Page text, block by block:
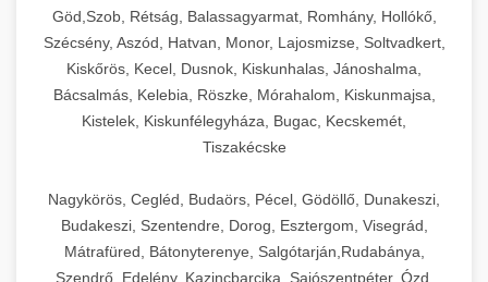
Göd,Szob, Rétság, Balassagyarmat, Romhány, Hollókő,
Szécsény, Aszód, Hatvan, Monor, Lajosmizse, Soltvadkert,
Kiskőrös, Kecel, Dusnok, Kiskunhalas, Jánoshalma,
Bácsalmás, Kelebia, Röszke, Mórahalom, Kiskunmajsa,
Kistelek, Kiskunfélegyháza, Bugac, Kecskemét,
Tiszakécske
Nagykörös, Cegléd, Budaörs, Pécel, Gödöllő, Dunakeszi,
Budakeszi, Szentendre, Dorog, Esztergom, Visegrád,
Mátrafüred, Bátonyterenye, Salgótarján,Rudabánya,
Szendrő, Edelény, Kazincbarcika, Sajószentpéter, Ózd,